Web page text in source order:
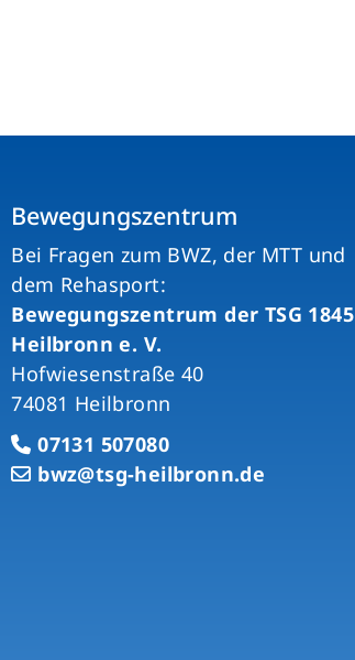
Bewegungszentrum
Bei Fragen zum BWZ, der MTT und
dem Rehasport:
Bewegungszentrum der TSG 1845
Heilbronn e. V.
Hofwiesenstraße 40
74081 Heilbronn
07131 507080
bwz@tsg-heilbronn.de